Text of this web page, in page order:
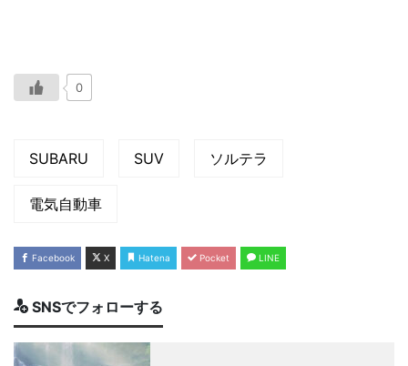
0
SUBARU SUV ソルテラ
電気自動車
Facebook X Hatena Pocket LINE
SNSでフォローする